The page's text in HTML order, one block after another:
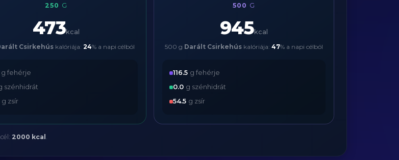
250 G
473kcal
Csirkehús kalóriája: 24% a napi célból
g fehérje
szénhidrát
g zsír
500 G
945kcal
500 g Darált Csirkehús kalóriája: 47% a napi célból
116.5 g fehérje
0.0 g szénhidrát
54.5 g zsír
2000 kcal .